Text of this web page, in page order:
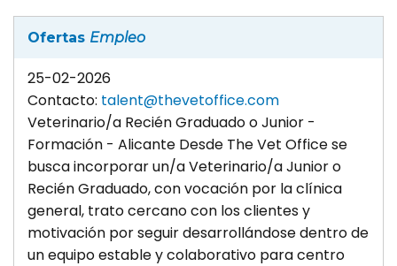
Ofertas Empleo
25-02-2026
Contacto: talent@thevetoffice.com
Veterinario/a Recién Graduado o Junior -
Formación - Alicante Desde The Vet Office se
busca incorporar un/a Veterinario/a Junior o
Recién Graduado, con vocación por la clínica
general, trato cercano con los clientes y
motivación por seguir desarrollándose dentro de
un equipo estable y colaborativo para centro